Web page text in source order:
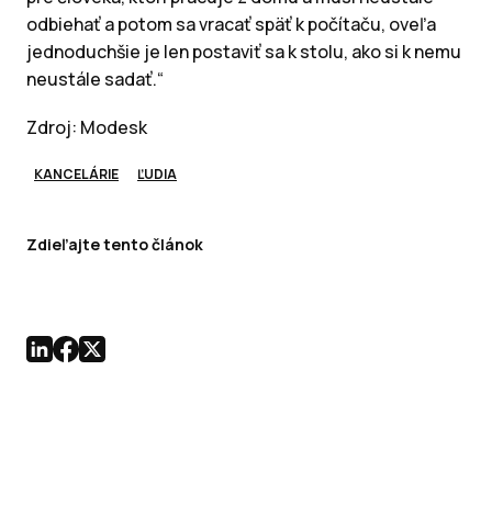
odbiehať a potom sa vracať späť k počítaču, oveľa
jednoduchšie je len postaviť sa k stolu, ako si k nemu
neustále sadať.“
Zdroj: Modesk
KANCELÁRIE ĽUDIA
Zdieľajte tento článok